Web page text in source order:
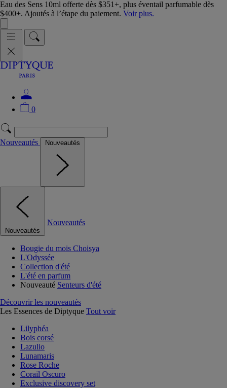
Eau des Sens 10ml offerte dès $351+, plus éventail parfumable dès
$400+. Ajoutés à l’étape du paiement. Voir plus.
0
Nouveautés Nouveautés
Nouveautés
Nouveautés
Bougie du mois Choisya
L'Odyssée
Collection d'été
L'été en parfum
Nouveauté Senteurs d'été
Découvrir les nouveautés
Les Essences de Diptyque Tout voir
Lilyphéa
Bois corsé
Lazulio
Lunamaris
Rose Roche
Corail Oscuro
Exclusive discovery set